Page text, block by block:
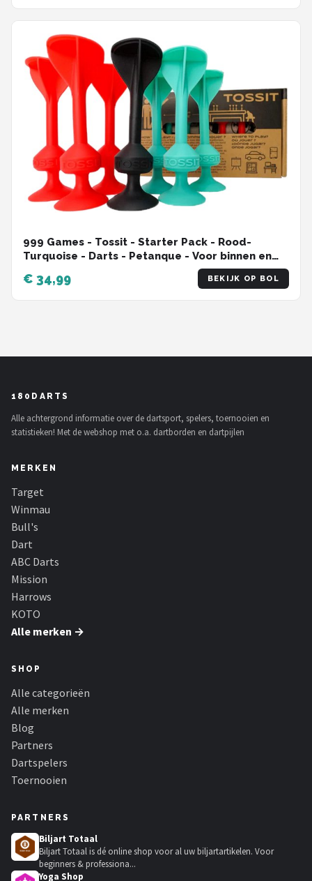
999 Games - Tossit - Starter Pack - Rood-
Turquoise - Darts - Petanque - Voor binnen en
buiten - Onverwoestbaar en gemakkelijk schoon
te maken
€ 34,99 BEKIJK OP BOL
180DARTS
Alle achtergrond informatie over de dartsport, spelers, toernooien en
statistieken! Met de webshop met o.a. dartborden en dartpijlen
MERKEN
Target
Winmau
Bull's
Dart
ABC Darts
Mission
Harrows
KOTO
Alle merken →
SHOP
Alle categorieën
Alle merken
Blog
Partners
Dartspelers
Toernooien
PARTNERS
Biljart Totaal
Biljart Totaal is dé online shop voor al uw biljartartikelen. Voor
beginners & professiona...
Yoga Shop